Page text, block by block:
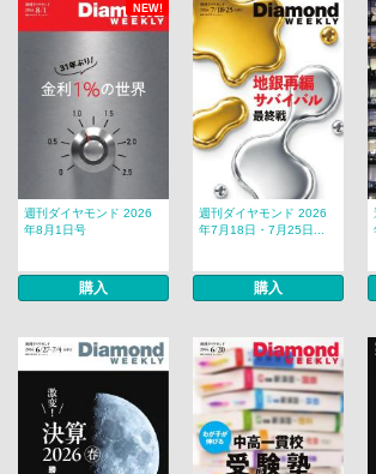
NEW!
週刊ダイヤモンド 2026
年8月1日号
購入
週刊ダイヤモンド 2026
年7月18日・7月25日...
購入